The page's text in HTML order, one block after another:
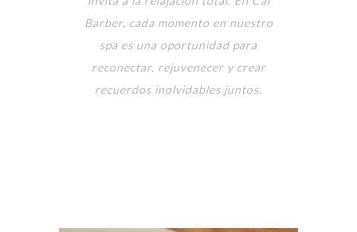
Barber, cada momento en nuestro
spa es una oportunidad para
reconectar, rejuvenecer y crear
recuerdos inolvidables juntos.